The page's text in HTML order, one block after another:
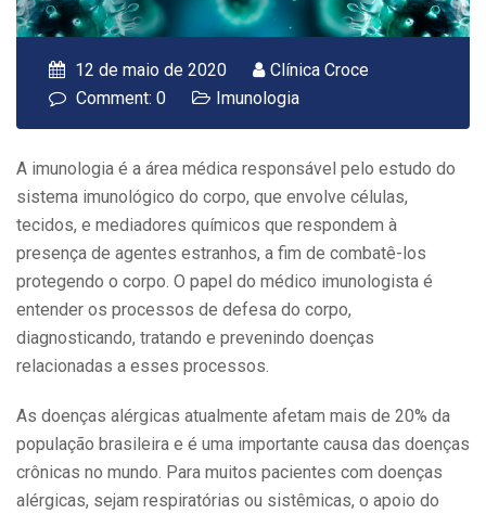
12 de maio de 2020
Clínica Croce
Comment: 0
Imunologia
A imunologia é a área médica responsável pelo estudo do
sistema imunológico do corpo, que envolve células,
tecidos, e mediadores químicos que respondem à
presença de agentes estranhos, a fim de combatê-los
protegendo o corpo. O papel do médico imunologista é
entender os processos de defesa do corpo,
diagnosticando, tratando e prevenindo doenças
relacionadas a esses processos.
As doenças alérgicas atualmente afetam mais de 20% da
população brasileira e é uma importante causa das doenças
crônicas no mundo. Para muitos pacientes com doenças
alérgicas, sejam respiratórias ou sistêmicas, o apoio do